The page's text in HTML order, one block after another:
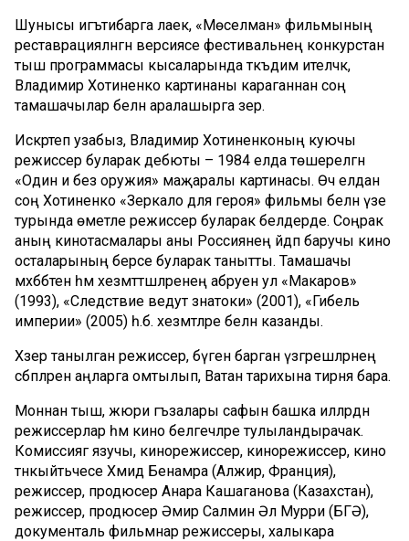
Шунысы игътибарга лаек, «Мөселман» фильмының
реставрацияләнгән версиясе фестивальнең конкурстан
тыш программасы кысаларында тәкъдим ителәчәк, ә
Владимир Хотиненко картинаны караганнан соң
тамашачылар белән аралашырга әзер.
Искәртеп узабыз, Владимир Хотиненконың куючы
режиссер буларак дебюты – 1984 елда төшерелгән
«Один и без оружия» маҗаралы картинасы. Өч елдан
соң Хотиненко «Зеркало для героя» фильмы белән үзе
турында өметле режиссер буларак белдерде. Соңрак
аның кинотасмалары аны Россиянең әйдәп баручы кино
осталарының берсе буларак танытты. Тамашачы
мәхәббәтен һәм хезмәттәшләренең абруен ул «Макаров»
(1993), «Следствие ведут знатоки» (2001), «Гибель
империи» (2005) һ.б. хезмәтләре белән казанды.
Хәзер танылган режиссер, бүген барган үзгәрешләрнең
сәбәпләрен аңларга омтылып, Ватан тарихына тирәнәя бара.
Моннан тыш, жюри әгъзалары сафын башка илләрдән
режиссерлар һәм кино белгечләре тулыландырачак.
Комиссиягә язучы, кинорежиссер, кинорежиссер, кино
тәнкыйтьчесе Хәмид Бенамра (Алжир, Франция),
режиссер, продюсер Анара Кашаганова (Казахстан),
режиссер, продюсер Әмир Салмин Әл Мурри (БГӘ),
документаль фильмнар режиссеры, халыкара